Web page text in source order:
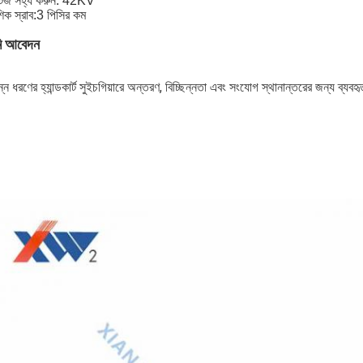
স্রাব:3 পিসির কম
আবেদন
ধরণের হ্যান্ডকার্ট সুইচগিয়ারে অন্তরণ, বিচ্ছিন্নতা এবং সংযোগ স্থানান্তরের জন্য